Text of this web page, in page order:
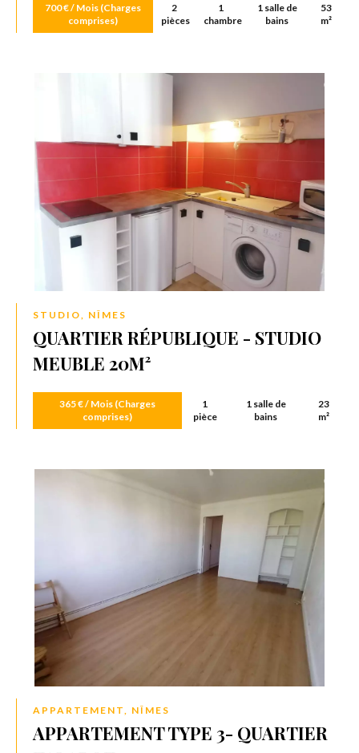
700 € / Mois (Charges
comprises)
2
pièces
1
chambre
1 salle de
bains
53
m²
STUDIO, NÎMES
QUARTIER RÉPUBLIQUE - STUDIO
MEUBLE 20M²
365 € / Mois (Charges
comprises)
1
pièce
1 salle de
bains
23
m²
APPARTEMENT, NÎMES
APPARTEMENT TYPE 3- QUARTIER